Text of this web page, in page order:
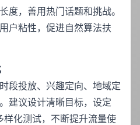
度，善用热门话题和挑战。
户粘性，促进自然算法扶
段投放、兴趣定向、地域定
建议设计清晰目标，设定
样化测试，不断提升流量使